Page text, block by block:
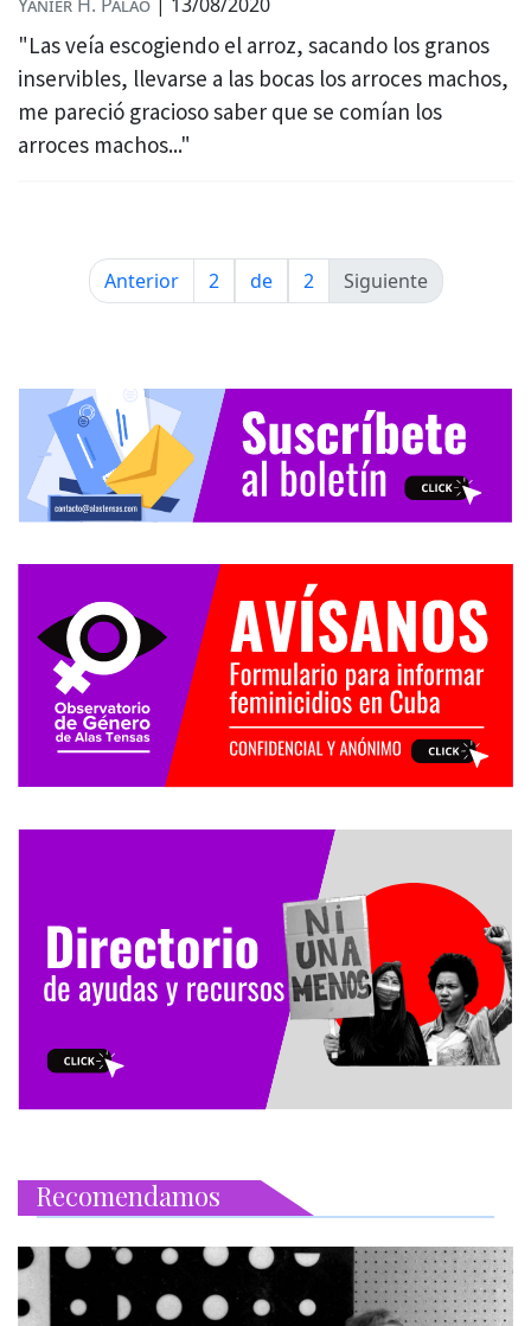
"Las veía escogiendo el arroz, sacando los granos
inservibles, llevarse a las bocas los arroces machos,
me pareció gracioso saber que se comían los
arroces machos..."
Anterior 2 de 2 Siguiente
Recomendamos